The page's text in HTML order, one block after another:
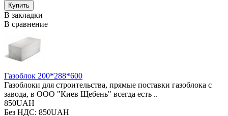
В закладки
В сравнение
Газоблок 200*288*600
Газоблоки для строительства, прямые поставки газоблока с
завода, в ООО "Киев Щебень" всегда есть ..
850UAH
Без НДС: 850UAH